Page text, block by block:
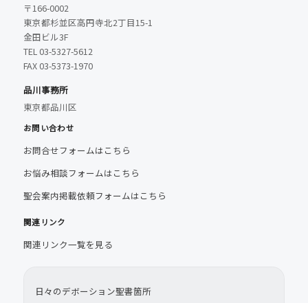
〒166-0002
東京都杉並区高円寺北2丁目15-1
金田ビル3F
TEL 03-5327-5612
FAX 03-5373-1970
品川事務所
東京都品川区
お問い合わせ
お問合せフォームはこちら
お悩み相談フォームはこちら
聖会案内掲載依頼フォームはこちら
関連リンク
関連リンク一覧を見る
日々のデボーション聖書箇所